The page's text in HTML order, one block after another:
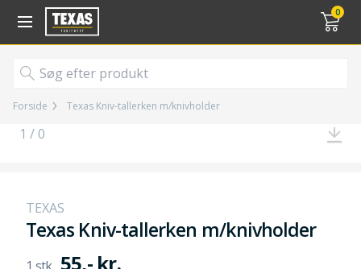
0
Gå til kurv (
Forside Texas Kniv-tallerken m/knivholder
1 / 0
TEXAS
Texas Kniv-tallerken m/knivholder
55,- kr.